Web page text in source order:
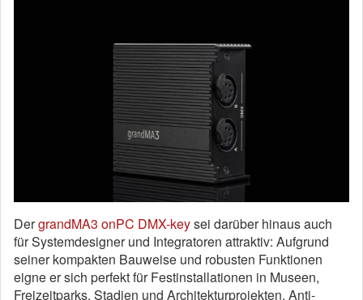
DergrandMA3 onPC DMX-keysei darüber hinaus auch
für Systemdesigner und Integratoren attraktiv: Aufgrund
seiner kompakten Bauweise und robusten Funktionen
eigne er sich perfekt für Festinstallationen in Museen,
Freizeitparks, Stadien und Architekturprojekten. Anti-